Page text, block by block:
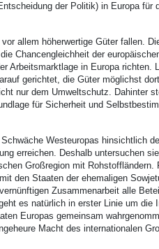
der Politik) in Europa für
allem höherwertige Güter fallen.
Chancengleichheit der
Arbeitsmarktlage in Europa richten.
gerichtet, die Güter möglichst
nur dem Umweltschutz. Dahinter
für Sicherheit und
Westeuropas hinsichtlich
erreichen. Deshalb untersuchen
Großregion mit Rohstoffländern.
den Staaten der ehemaligen
Zusammenarbeit alle
es natürlich in erster Linie um die
Europas gemeinsam
Macht des internationalen